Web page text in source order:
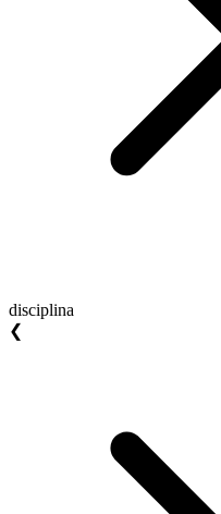
disciplina
❮